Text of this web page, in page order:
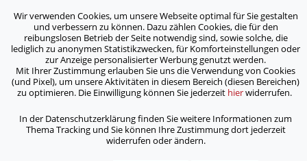
ASB Bonn/Rhein-Sieg/Eifel e.V.
bewegt Menschen
Home / Archiv /
Mit weltwärts und dem ASB nach Georgien: Jetzt für
Wir verwenden Cookies, um unsere Webseite optimal für Sie gestalten
und verbessern zu können. Dazu zählen Cookies, die für den
reibungslosen Betrieb der Seite notwendig sind, sowie solche, die
lediglich zu anonymen Statistikzwecken, für Komforteinstellungen oder
zur Anzeige personalisierter Werbung genutzt werden.
Mit Ihrer Zustimmung erlauben Sie uns die Verwendung von Cookies
(und Pixel), um unsere Aktivitäten in diesem Bereich (diesen Bereichen)
zu optimieren. Die Einwilligung können Sie jederzeit hierwiderrufen.
In der Datenschutzerklärung finden Sie weitere Informationen zum
Thema Tracking und Sie können Ihre Zustimmung dort jederzeit
widerrufen oder ändern.